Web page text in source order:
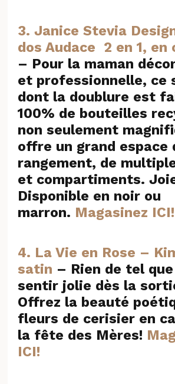
3.Janice Stevia
dos Audace 2 en 1, en
– Pour la maman
et professionnelle, ce
dont la doublure est
100% de bouteilles
non seulement
offre un grand espace
rangement, de
et compartiments.
Disponible en noir ou
marron. Magasinez ICI!
4. La Vie en Rose –
satin – Rien de tel
sentir jolie dès la
Offrez la beauté
fleurs de cerisier en
la fête des Mères!
ICI!